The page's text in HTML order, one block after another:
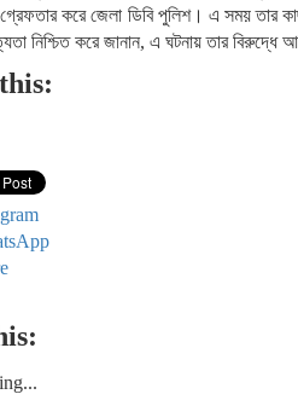
গ্রেফতার করে জেলা ডিবি পুলিশ। এ সময় তার
নিশ্চিত করে জানান, এ ঘটনায় তার বিরুদ্ধে